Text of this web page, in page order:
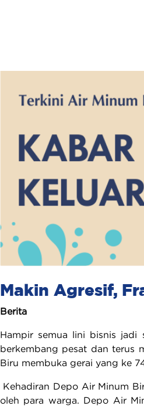
Makin Agresif,
Berita
Hampir semua lini bisnis jadi
berkembang pesat dan terus
Biru membuka gerai yang ke
Kehadiran Depo Air Minum
oleh para warga. Depo Air